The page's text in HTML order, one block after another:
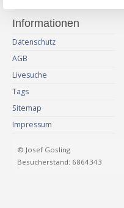
Informationen
Datenschutz
AGB
Livesuche
Tags
Sitemap
Impressum
© Josef Gosling
Besucherstand: 6864343